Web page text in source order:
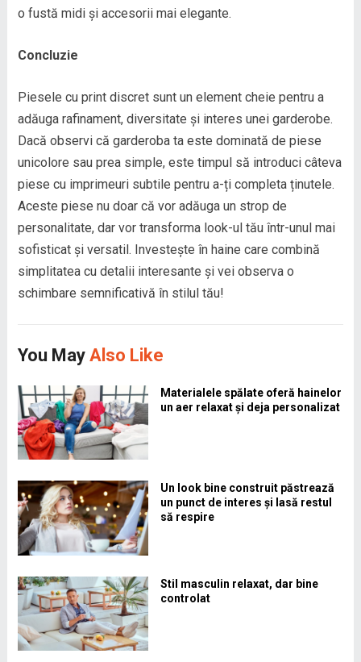
o fustă midi și accesorii mai elegante.
Concluzie
Piesele cu print discret sunt un element cheie pentru a
adăuga rafinament, diversitate și interes unei garderobe.
Dacă observi că garderoba ta este dominată de piese
unicolore sau prea simple, este timpul să introduci câteva
piese cu imprimeuri subtile pentru a-ți completa ținutele.
Aceste piese nu doar că vor adăuga un strop de
personalitate, dar vor transforma look-ul tău într-unul mai
sofisticat și versatil. Investește în haine care combină
simplitatea cu detalii interesante și vei observa o
schimbare semnificativă în stilul tău!
You May Also Like
Materialele spălate oferă hainelor
un aer relaxat și deja personalizat
Un look bine construit păstrează
un punct de interes și lasă restul
să respire
Stil masculin relaxat, dar bine
controlat